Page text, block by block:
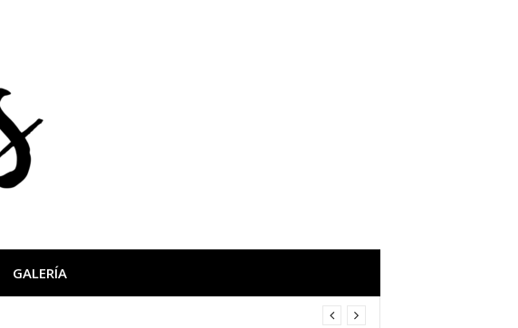
GALERÍA